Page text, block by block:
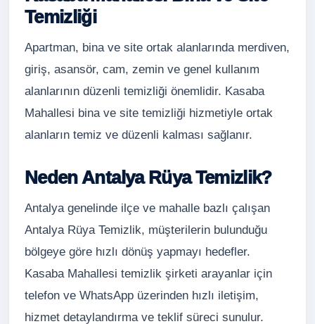
Temizliği
Apartman, bina ve site ortak alanlarında merdiven,
giriş, asansör, cam, zemin ve genel kullanım
alanlarının düzenli temizliği önemlidir. Kasaba
Mahallesi bina ve site temizliği hizmetiyle ortak
alanların temiz ve düzenli kalması sağlanır.
Neden Antalya Rüya Temizlik?
Antalya genelinde ilçe ve mahalle bazlı çalışan
Antalya Rüya Temizlik, müşterilerin bulunduğu
bölgeye göre hızlı dönüş yapmayı hedefler.
Kasaba Mahallesi temizlik şirketi arayanlar için
telefon ve WhatsApp üzerinden hızlı iletişim,
hizmet detaylandırma ve teklif süreci sunulur.